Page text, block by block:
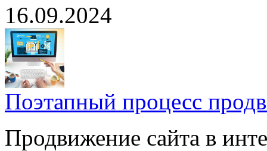
16.09.2024
Поэтапный процесс
Продвижение сайта в